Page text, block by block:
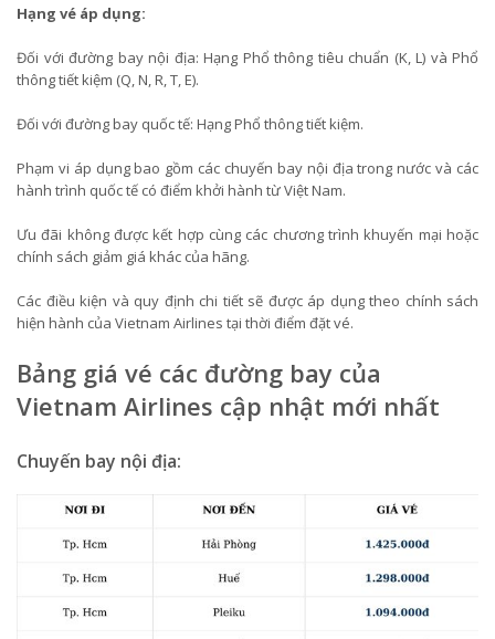
Hạng vé áp dụng:
Đối với đường bay nội địa: Hạng Phổ thông tiêu chuẩn (K, L) và Phổ
thông tiết kiệm (Q, N, R, T, E).
Đối với đường bay quốc tế: Hạng Phổ thông tiết kiệm.
Phạm vi áp dụng bao gồm các chuyến bay nội địa trong nước và các
hành trình quốc tế có điểm khởi hành từ Việt Nam.
Ưu đãi không được kết hợp cùng các chương trình khuyến mại hoặc
chính sách giảm giá khác của hãng.
Các điều kiện và quy định chi tiết sẽ được áp dụng theo chính sách
hiện hành của Vietnam Airlines tại thời điểm đặt vé.
Bảng giá vé các đường bay của
Vietnam Airlines cập nhật mới nhất
Chuyến bay nội địa: